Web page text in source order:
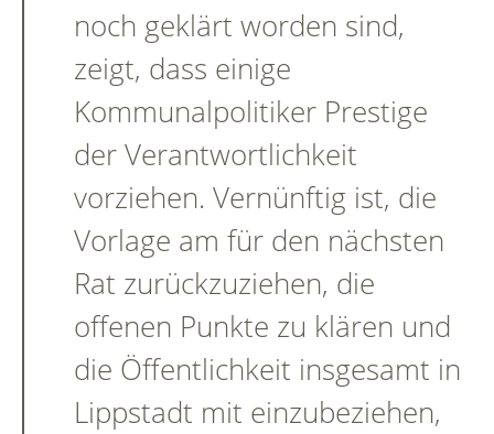
noch geklärt worden sind,
zeigt, dass einige
Kommunalpolitiker Prestige
der Verantwortlichkeit
vorziehen. Vernünftig ist, die
Vorlage am für den nächsten
Rat zurückzuziehen, die
offenen Punkte zu klären und
die Öffentlichkeit insgesamt in
Lippstadt mit einzubeziehen,